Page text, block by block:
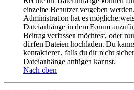
einzelne Benutzer vergeben
Administration hat es
Dateianhänge in dem Forum
Beitrag verfassen möchtest, oder
dürfen Dateien hochladen. Du
kontaktieren, falls du dir nicht
Dateianhänge anfügen kannst.
Nach oben